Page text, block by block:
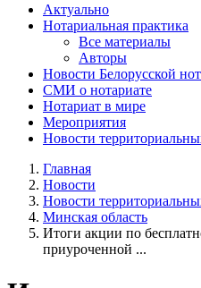
Актуально
Нотариальная практика
Все материалы
Авторы
Новости Белорусской
СМИ о нотариате
Нотариат в мире
Мероприятия
Новости
Главная
Новости
Новости
Минская область
Итоги акции по
приуроченной ...